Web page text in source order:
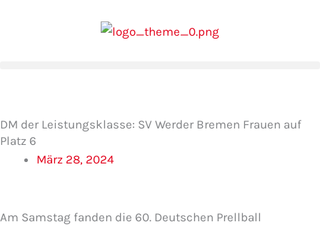
DM der Leistungsklasse: SV Werder Bremen Frauen auf
Platz 6
März 28, 2024
Am Samstag fanden die 60. Deutschen Prellball